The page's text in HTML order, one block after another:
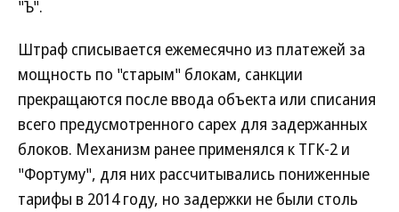
"Ъ".
Штраф списывается ежемесячно из платежей за
мощность по "старым" блокам, санкции
прекращаются после ввода объекта или списания
всего предусмотренного capex для задержанных
блоков. Механизм ранее применялся к ТГК-2 и
"Фортуму", для них рассчитывались пониженные
тарифы в 2014 году, но задержки не были столь